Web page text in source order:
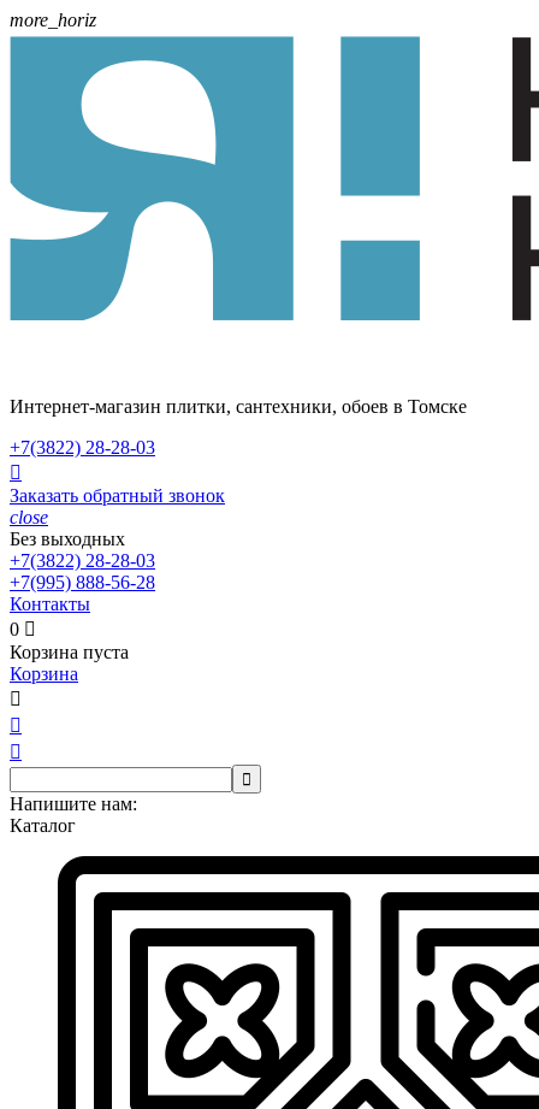
more_horiz
Интернет-магазин плитки, сантехники, обоев в Томске
+7(3822) 28-28-03

Заказать обратный звонок
close
Без выходных
+7(3822) 28-28-03
+7(995) 888-56-28
Контакты
0 
Корзина пуста
Корзина




Напишите нам:
Каталог